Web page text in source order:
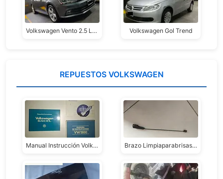
Volkswagen Vento 2.5 Luxury Gen6 2da. Serie Volkswagen Gol Trend
REPUESTOS VOLKSWAGEN
Manual Instrucción Volkswagen - Gol - Gacel - Vw 1500 30 Mil Cada Uno #3 Brazo Limpiaparabrisas Kombi Volkswagen 1951/53